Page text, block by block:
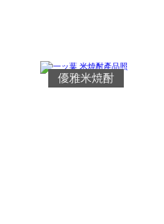
優雅米焼酎